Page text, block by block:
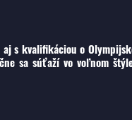
s kvalifikáciou o
sa súťaží vo voľnom